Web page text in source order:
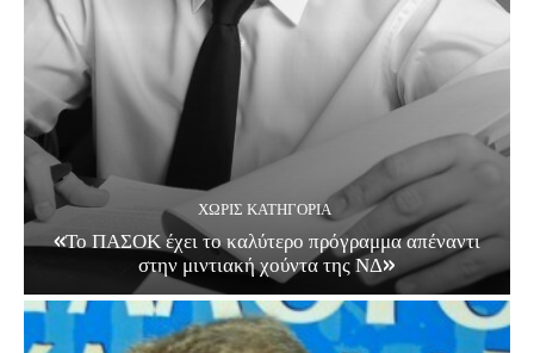
ΧΩΡΊΣ ΚΑΤΗΓΟΡΊΑ
«Το ΠΑΣΟΚ έχει το καλύτερο πρόγραμμα απέναντι
στην μιντιακή χούντα της ΝΔ»